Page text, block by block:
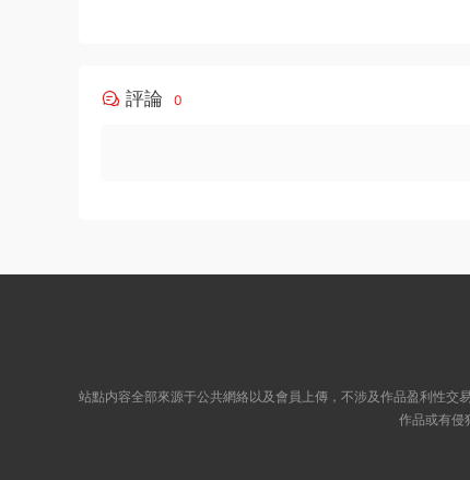
評論 0
站點内容全部來源于公共網絡以及會員上傳，不涉及作品盈利性
作品或有侵